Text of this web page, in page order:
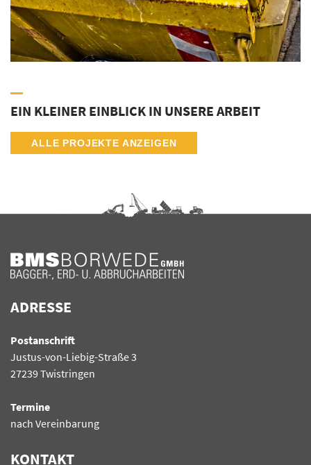
EIN KLEINER EINBLICK IN UNSERE ARBEIT
ALLE PROJEKTE ANZEIGEN
ADRESSE
Postanschrift
Justus-von-Liebig-Straße 3
27239 Twistringen
Termine
nach Vereinbarung
KONTAKT